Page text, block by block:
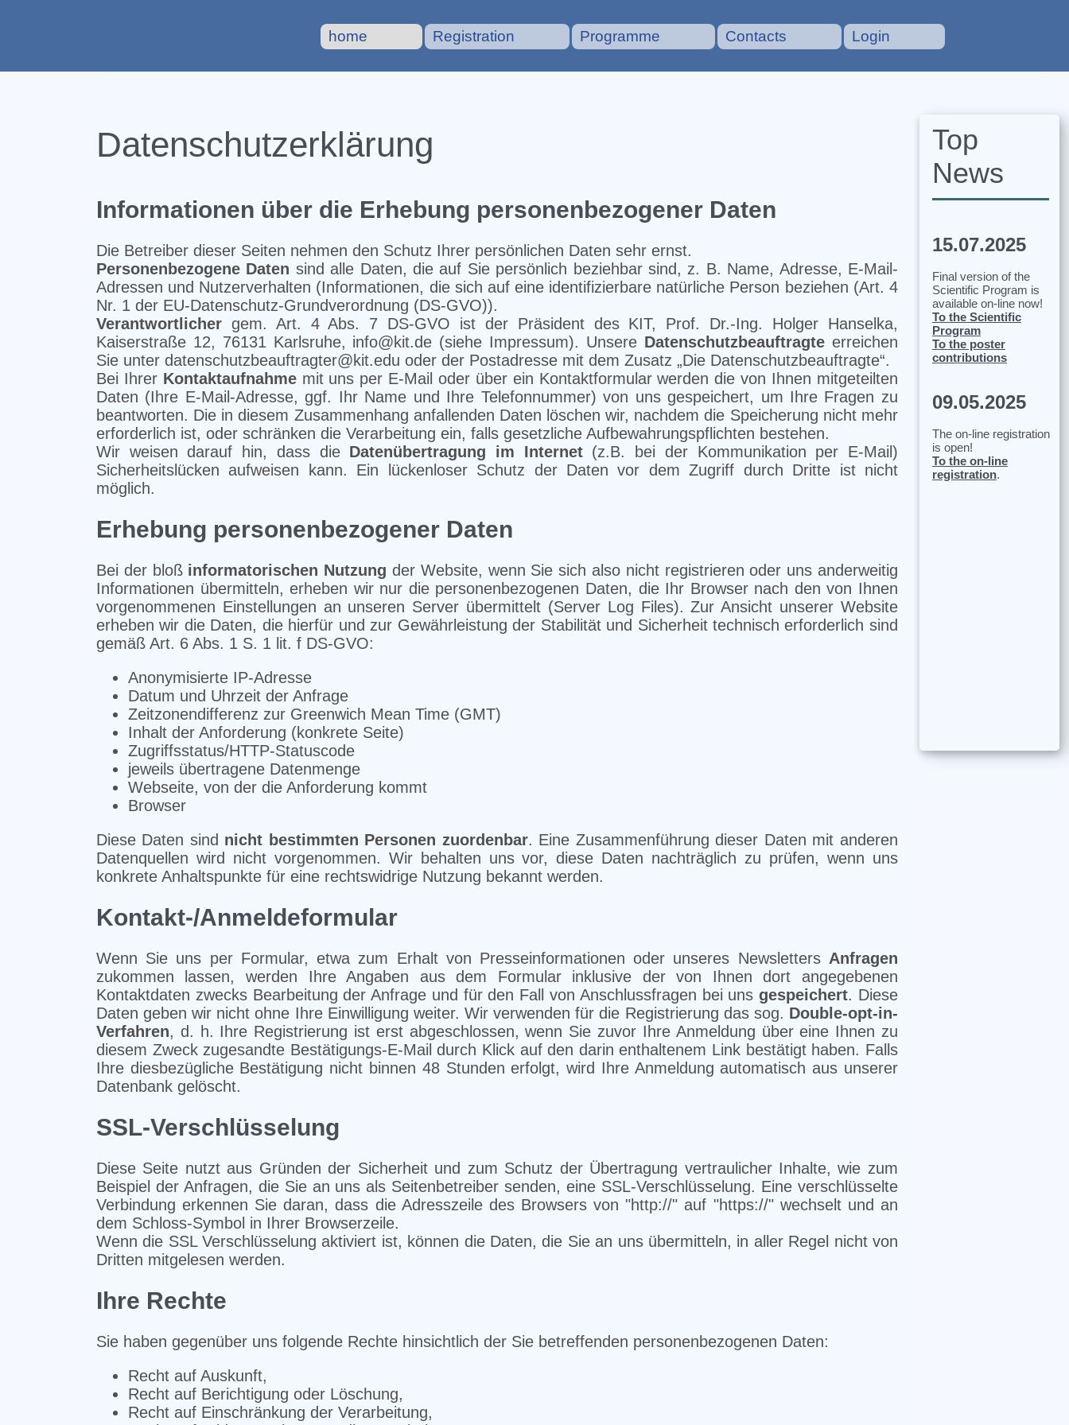
home Registration Programme Contacts Login
Datenschutzerklärung
Informationen über die Erhebung personenbezogener Daten
Die Betreiber dieser Seiten nehmen den Schutz Ihrer persönlichen Daten sehr ernst.
Personenbezogene Daten sind alle Daten, die auf Sie persönlich beziehbar sind, z. B. Name, Adresse, E-Mail-
Adressen und Nutzerverhalten (Informationen, die sich auf eine identifizierbare natürliche Person beziehen (Art. 4
Nr. 1 der EU-Datenschutz-Grundverordnung (DS-GVO)).
Verantwortlichergem. Art. 4 Abs. 7 DS-GVO ist der Präsident des KIT, Prof. Dr.-Ing. Holger Hanselka,
Kaiserstraße 12, 76131 Karlsruhe, info@kit.de (siehe Impressum). Unsere Datenschutzbeauftragte erreichen
Sie unter datenschutzbeauftragter@kit.edu oder der Postadresse mit dem Zusatz „Die Datenschutzbeauftragte“.
Bei Ihrer Kontaktaufnahmemit uns per E-Mail oder über ein Kontaktformular werden die von Ihnen mitgeteilten
Daten (Ihre E-Mail-Adresse, ggf. Ihr Name und Ihre Telefonnummer) von uns gespeichert, um Ihre Fragen zu
beantworten. Die in diesem Zusammenhang anfallenden Daten löschen wir, nachdem die Speicherung nicht mehr
erforderlich ist, oder schränken die Verarbeitung ein, falls gesetzliche Aufbewahrungspflichten bestehen.
Wir weisen darauf hin, dass die Datenübertragung im Internet(z.B. bei der Kommunikation per E-Mail)
Sicherheitslücken aufweisen kann. Ein lückenloser Schutz der Daten vor dem Zugriff durch Dritte ist nicht
möglich.
Erhebung personenbezogener Daten
Bei der bloß informatorischen Nutzung der Website, wenn Sie sich also nicht registrieren oder uns anderweitig
Informationen übermitteln, erheben wir nur die personenbezogenen Daten, die Ihr Browser nach den von Ihnen
vorgenommenen Einstellungen an unseren Server übermittelt (Server Log Files). Zur Ansicht unserer Website
erheben wir die Daten, die hierfür und zur Gewährleistung der Stabilität und Sicherheit technisch erforderlich sind
gemäß Art. 6 Abs. 1 S. 1 lit. f DS-GVO:
Anonymisierte IP-Adresse
Datum und Uhrzeit der Anfrage
Zeitzonendifferenz zur Greenwich Mean Time (GMT)
Inhalt der Anforderung (konkrete Seite)
Zugriffsstatus/HTTP-Statuscode
jeweils übertragene Datenmenge
Webseite, von der die Anforderung kommt
Browser
Diese Daten sind nicht bestimmten Personen zuordenbar. Eine Zusammenführung dieser Daten mit anderen
Datenquellen wird nicht vorgenommen. Wir behalten uns vor, diese Daten nachträglich zu prüfen, wenn uns
konkrete Anhaltspunkte für eine rechtswidrige Nutzung bekannt werden.
Kontakt-/Anmeldeformular
Wenn Sie uns per Formular, etwa zum Erhalt von Presseinformationen oder unseres Newsletters Anfragen
zukommen lassen, werden Ihre Angaben aus dem Formular inklusive der von Ihnen dort angegebenen
Kontaktdaten zwecks Bearbeitung der Anfrage und für den Fall von Anschlussfragen bei unsgespeichert. Diese
Daten geben wir nicht ohne Ihre Einwilligung weiter. Wir verwenden für die Registrierung das sog. Double-opt-in-
Verfahren, d. h. Ihre Registrierung ist erst abgeschlossen, wenn Sie zuvor Ihre Anmeldung über eine Ihnen zu
diesem Zweck zugesandte Bestätigungs-E-Mail durch Klick auf den darin enthaltenem Link bestätigt haben. Falls
Ihre diesbezügliche Bestätigung nicht binnen 48 Stunden erfolgt, wird Ihre Anmeldung automatisch aus unserer
Datenbank gelöscht.
SSL-Verschlüsselung
Diese Seite nutzt aus Gründen der Sicherheit und zum Schutz der Übertragung vertraulicher Inhalte, wie zum
Beispiel der Anfragen, die Sie an uns als Seitenbetreiber senden, eine SSL-Verschlüsselung. Eine verschlüsselte
Verbindung erkennen Sie daran, dass die Adresszeile des Browsers von "http://" auf "https://" wechselt und an
dem Schloss-Symbol in Ihrer Browserzeile.
Wenn die SSL Verschlüsselung aktiviert ist, können die Daten, die Sie an uns übermitteln, in aller Regel nicht von
Dritten mitgelesen werden.
Ihre Rechte
Sie haben gegenüber uns folgende Rechte hinsichtlich der Sie betreffenden personenbezogenen Daten:
Recht auf Auskunft,
Recht auf Berichtigung oder Löschung,
Recht auf Einschränkung der Verarbeitung,
Top
News
15.07.2025
Final version of the
Scientific Program is
available on-line now!
To the Scientific
Program
To the poster
contributions
09.05.2025
The on-line registration
is open!
To the on-line
registration.